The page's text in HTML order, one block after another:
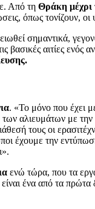
Από τη Θράκη μέχρι
όπως τονίζουν,
σημαντικά,
αιτίες
. «Το μόνο που έχει
αλιευμάτων με
τους οι
έχουμε την
ενώ τώρα, που τα
ένα από τα